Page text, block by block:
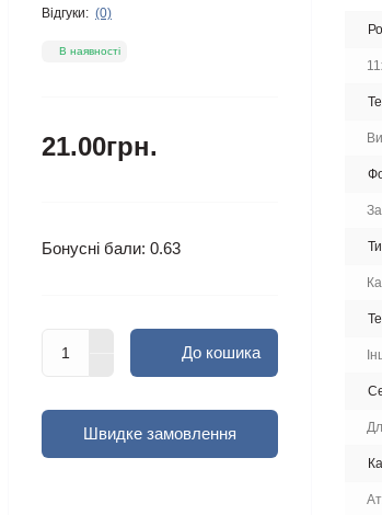
Відгуки: (0)
В наявності
21.00грн.
Бонусні бали: 0.63
До кошика
Швидке замовлення